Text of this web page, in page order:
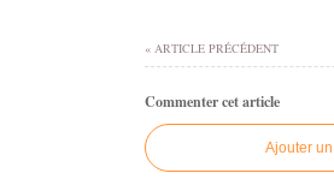
« ARTICLE PRÉCÉDENT
Commenter cet article
Ajouter